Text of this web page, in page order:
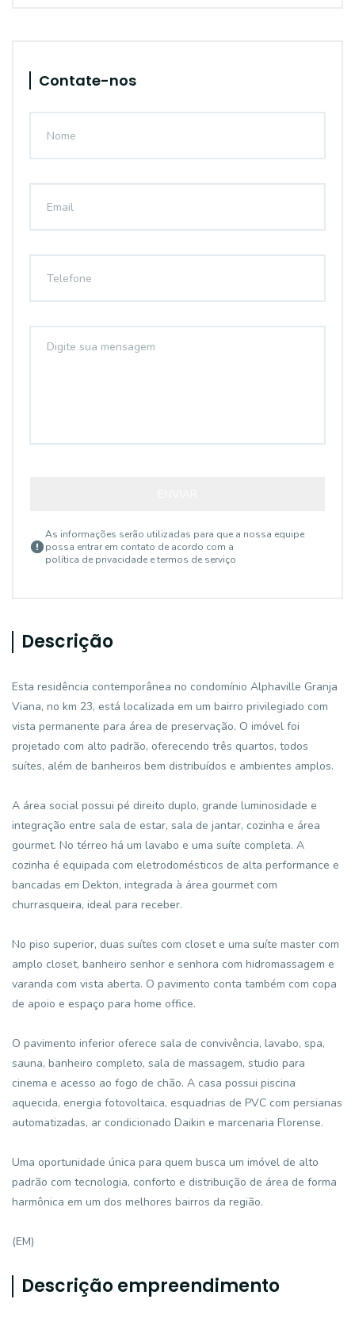
Contate-nos
As informações serão utilizadas para que a nossa equipe
possa entrar em contato de acordo com a
política de privacidade e termos de serviço
Descrição
Esta residência contemporânea no condomínio Alphaville Granja
Viana, no km 23, está localizada em um bairro privilegiado com
vista permanente para área de preservação. O imóvel foi
projetado com alto padrão, oferecendo três quartos, todos
suítes, além de banheiros bem distribuídos e ambientes amplos.
A área social possui pé direito duplo, grande luminosidade e
integração entre sala de estar, sala de jantar, cozinha e área
gourmet. No térreo há um lavabo e uma suíte completa. A
cozinha é equipada com eletrodomésticos de alta performance e
bancadas em Dekton, integrada à área gourmet com
churrasqueira, ideal para receber.
No piso superior, duas suítes com closet e uma suíte master com
amplo closet, banheiro senhor e senhora com hidromassagem e
varanda com vista aberta. O pavimento conta também com copa
de apoio e espaço para home office.
O pavimento inferior oferece sala de convivência, lavabo, spa,
sauna, banheiro completo, sala de massagem, studio para
cinema e acesso ao fogo de chão. A casa possui piscina
aquecida, energia fotovoltaica, esquadrias de PVC com persianas
automatizadas, ar condicionado Daikin e marcenaria Florense.
Uma oportunidade única para quem busca um imóvel de alto
padrão com tecnologia, conforto e distribuição de área de forma
harmônica em um dos melhores bairros da região.
(EM)
Descrição empreendimento